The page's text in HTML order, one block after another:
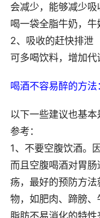
会减少，能够减少
喝一袋全脂牛奶，
2、吸收的赶快排泄
可多喝饮料，增加代
喝酒不容易醉的方法：
以下一些建议也基
参考：
1、不要空腹饮酒。
而且空腹喝酒对胃
疡，最好的预防方
物，如肥肉、蹄膀
脂肪不易消化的特性